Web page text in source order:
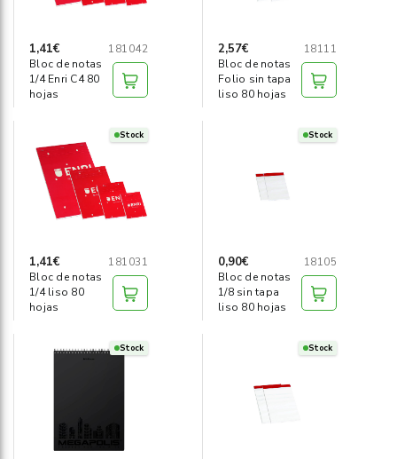
1,41€
181042
Bloc de notas
1/4 Enri C4 80
hojas
2,57€
18111
Bloc de notas
Folio sin tapa
liso 80 hojas
Stock
1,41€
181031
Bloc de notas
1/4 liso 80
hojas
Stock
0,90€
18105
Bloc de notas
1/8 sin tapa
liso 80 hojas
Stock Stock